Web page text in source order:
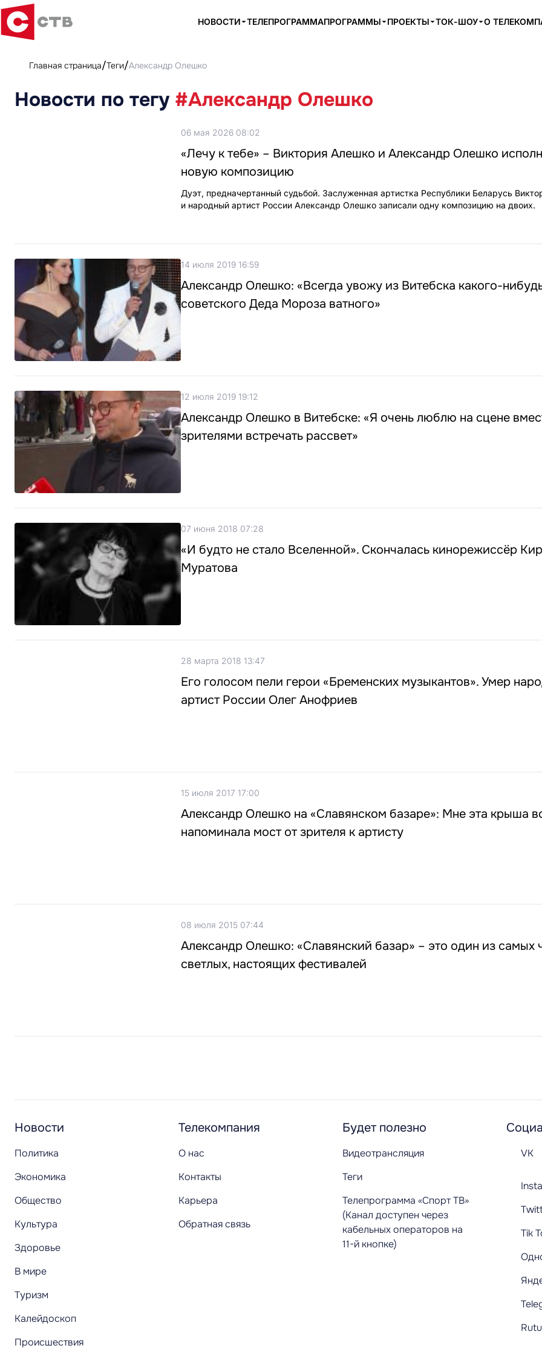
НОВОСТИ ТЕЛЕПРОГРАММАПРОГРАММЫ ПРОЕКТЫ ТОК-ШОУ О
Главная страница Теги Александр Олешко
Новости по тегу #Александр Олешко
06 мая 2026 08:02
«Лечу к тебе» – Виктория Алешко и Александр Олешко
новую композицию
Дуэт, предначертанный судьбой. Заслуженная артистка Республики Беларусь
и народный артист России Александр Олешко записали одну композицию на двоих.
14 июля 2019 16:59
Александр Олешко: «Всегда увожу из Витебска какого-
советского Деда Мороза ватного»
12 июля 2019 19:12
Александр Олешко в Витебске: «Я очень люблю на сцене
зрителями встречать рассвет»
07 июня 2018 07:28
«И будто не стало Вселенной». Скончалась кинорежиссёр
Муратова
28 марта 2018 13:47
Его голосом пели герои «Бременских музыкантов». Умер
артист России Олег Анофриев
15 июля 2017 17:00
Александр Олешко на «Славянском базаре»: Мне эта крыша
напоминала мост от зрителя к артисту
08 июля 2015 07:44
Александр Олешко: «Славянский базар» – это один из самых
светлых, настоящих фестивалей
Новости
Политика
Экономика
Общество
Культура
Здоровье
В мире
Туризм
Калейдоскоп
Происшествия
Телекомпания
О нас
Контакты
Карьера
Обратная связь
Будет полезно
Видеотрансляция
Теги
Телепрограмма «Спорт ТВ»
(Канал доступен через
кабельных операторов на
11-й кнопке)
VK
Tik